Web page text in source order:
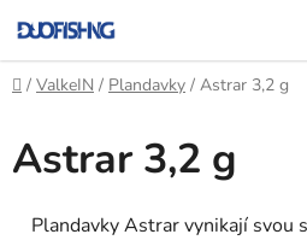
na
obsah
Domů
/ ValkeIN / Plandavky / Astrar 3,2 g
Astrar 3,2 g
Plandavky Astrar vynikají svou